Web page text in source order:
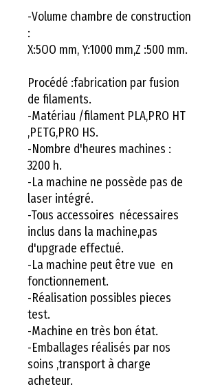
-Volume chambre de construction
:
X:5OO mm, Y:1000 mm,Z :500 mm.
Procédé :fabrication par fusion
de filaments.
-Matériau /filament PLA,PRO HT
,PETG,PRO HS.
-Nombre d'heures machines :
3200 h.
-La machine ne possède pas de
laser intégré.
-Tous accessoires nécessaires
inclus dans la machine,pas
d'upgrade effectué.
-La machine peut être vue en
fonctionnement.
-Réalisation possibles pieces
test.
-Machine en très bon état.
-Emballages réalisés par nos
soins ,transport à charge
acheteur.